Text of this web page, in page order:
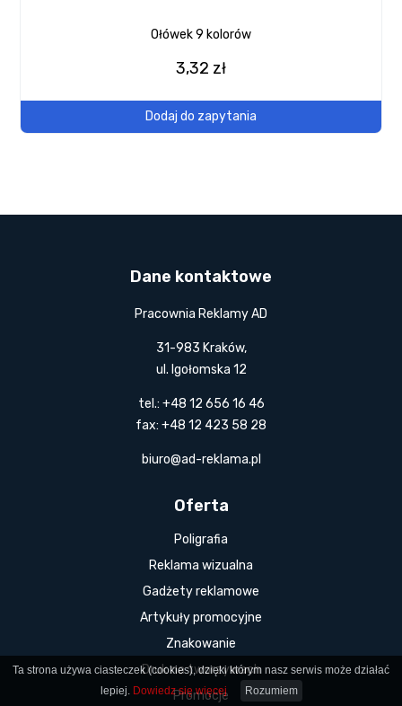
Ołówek 9 kolorów
3,32 zł
Dodaj do zapytania
Dane kontaktowe
Pracownia Reklamy AD
31-983 Kraków,
ul. Igołomska 12
tel.: +48 12 656 16 46
fax: +48 12 423 58 28
biuro@ad-reklama.pl
Oferta
Poligrafia
Reklama wizualna
Gadżety reklamowe
Artykuły promocyjne
Znakowanie
Druk na tworzywach
Promocje
Ta strona używa ciasteczek (cookies), dzięki którym nasz serwis może działać
lepiej. Dowiedz się więcej Rozumiem